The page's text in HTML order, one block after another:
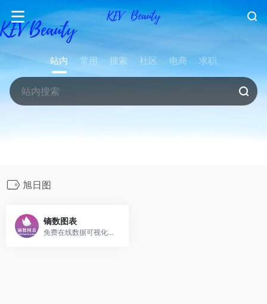
站内 常用 搜索 社区 电商 求职
旭日图
镝数图表
免费在线数据可视化工具，输入数据即可一键生成近100种图表种类。